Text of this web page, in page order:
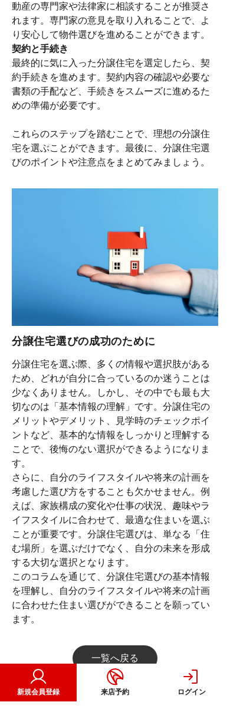
動産の専門家や法律家に相談することが推奨さ
れます。専門家の意見を取り入れることで、よ
り安心して物件選びを進めることができます。
契約と手続き
最終的に気に入った分譲住宅を選定したら、契
約手続きを進めます。契約内容の確認や必要な
書類の手配など、手続きをスムーズに進めるた
めの準備が必要です。
これらのステップを踏むことで、理想の分譲住
宅を選ぶことができます。最後に、分譲住宅選
びのポイントや注意点をまとめてみましょう。
分譲住宅選びの成功のために
分譲住宅を選ぶ際、多くの情報や選択肢がある
ため、どれが自分に合っているのか迷うことは
少なくありません。しかし、その中でも最も大
切なのは「基本情報の理解」です。分譲住宅の
メリットやデメリット、見学時のチェックポイ
ントなど、基本的な情報をしっかりと理解する
ことで、後悔のない選択ができるようになりま
す。
さらに、自分のライフスタイルや将来の計画を
考慮した選び方をすることも欠かせません。例
えば、家族構成の変化や仕事の状況、趣味やラ
イフスタイルに合わせて、最適な住まいを選ぶ
ことが重要です。分譲住宅選びは、単なる「住
む場所」を選ぶだけでなく、自分の未来を形成
する大切な選択となります。
このコラムを通じて、分譲住宅選びの基本情報
を理解し、自分のライフスタイルや将来の計画
に合わせた住まい選びができることを願ってい
ます。
一覧へ戻る
新規会員登録 来店予約 ログイン